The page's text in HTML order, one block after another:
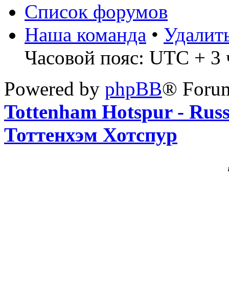
Список форумов
Наша команда •
Часовой пояс: UTC + 3
Powered by phpBB®
Tottenham Hotspur -
Тоттенхэм Хотспур